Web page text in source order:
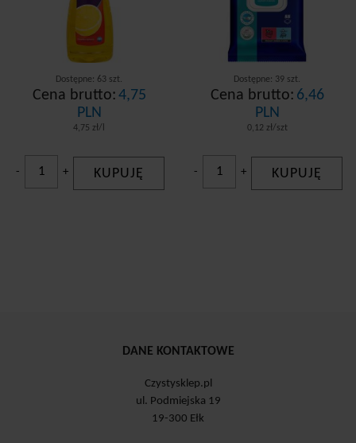
Dostępne: 63 szt.
Cena brutto: 4,75
PLN
4,75 zł/l
- + KUPUJĘ
Dostępne: 39 szt.
Cena brutto: 6,46
PLN
0,12 zł/szt
- + KUPUJĘ
DANE KONTAKTOWE
Czystysklep.pl
ul. Podmiejska 19
19-300 Ełk